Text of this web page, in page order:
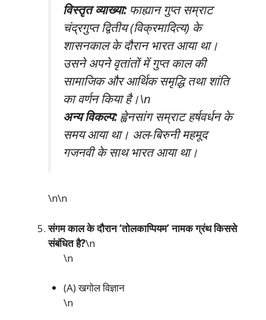
विस्तृत व्याख्या:फाह्यान गुप्त सम्राट
चंद्रगुप्त द्वितीय (विक्रमादित्य) के
शासनकाल के दौरान भारत आया था।
उसने अपने वृतांतों में गुप्त काल की
सामाजिक और आर्थिक समृद्धि तथा शांति
का वर्णन किया है।\n
अन्य विकल्प:ह्वेनसांग सम्राट हर्षवर्धन के
समय आया था। अल-बिरुनी महमूद
गजनवी के साथ भारत आया था।
\n\n
संगम काल के दौरान ‘तोलकाप्पियम’ नामक ग्रंथ किससे
संबंधित है?\n
\n
(A) खगोल विज्ञान
\n